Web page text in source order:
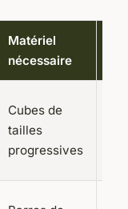
Matériel
nécessaire
Cubes de
tailles
progressives